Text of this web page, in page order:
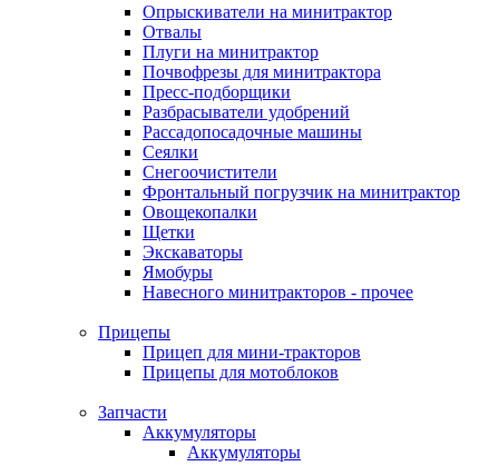
Опрыскиватели на минитрактор
Отвалы
Плуги на минитрактор
Почвофрезы для минитрактора
Пресс-подборщики
Разбрасыватели удобрений
Рассадопосадочные машины
Сеялки
Снегоочистители
Фронтальный погрузчик на минитрактор
Овощекопалки
Щетки
Экскаваторы
Ямобуры
Навесного минитракторов - прочее
Прицепы
Прицеп для мини-тракторов
Прицепы для мотоблоков
Запчасти
Аккумуляторы
Аккумуляторы